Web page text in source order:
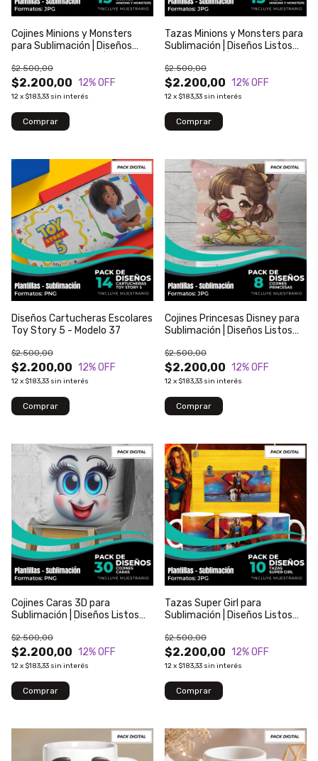
Cojines Minions y Monsters
para Sublimación | Diseños
504
$2.200,00
$2.500,00
12% OFF
12x $183,33 sin interés
Tazas Minions y Monsters para
Sublimación | Diseños Listos
$2.200,00
$2.500,00
12% OFF
12x $183,33 sin interés
Diseños Cartucheras Escolares
Toy Story 5 - Modelo 37
$2.200,00
$2.500,00
12% OFF
12x $183,33 sin interés
Cojines Princesas Disney para
Sublimación | Diseños Listos
$2.200,00
$2.500,00
12% OFF
12x $183,33 sin interés
Cojines Caras 3D para
Sublimación | Diseños Listos
$2.200,00
$2.500,00
12% OFF
12x $183,33 sin interés
Tazas Super Girl para
Sublimación | Diseños Listos
$2.200,00
$2.500,00
12% OFF
12x $183,33 sin interés